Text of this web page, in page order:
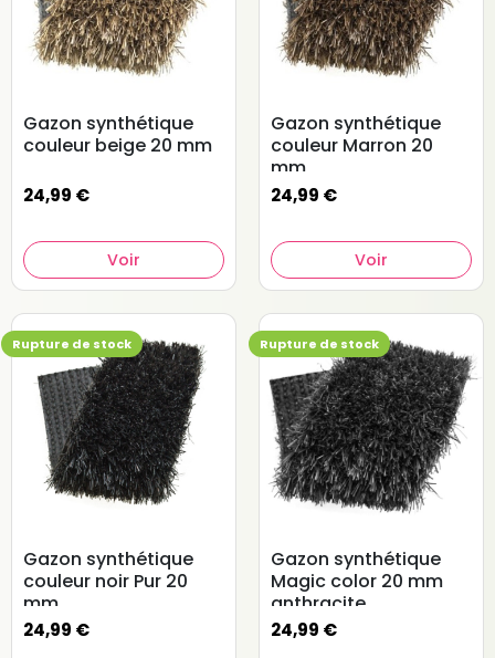
Gazon synthétique
couleur beige 20 mm
24,99 €
Voir
Gazon synthétique
couleur Marron 20
mm
24,99 €
Voir
Rupture de stock
Gazon synthétique
couleur noir Pur 20
mm
24,99 €
Rupture de stock
Gazon synthétique
Magic color 20 mm
anthracite
24,99 €